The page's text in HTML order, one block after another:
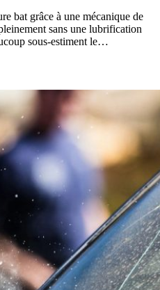
bat grâce à une mécanique de
sans une lubrification
sous-estiment le…